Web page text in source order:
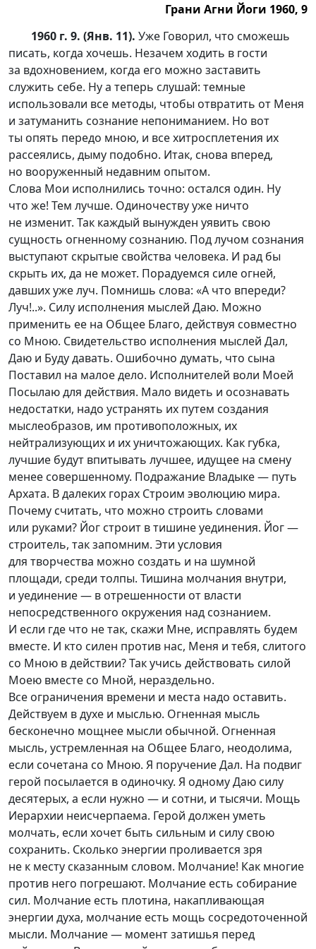
Грани Агни Йоги 1960, 9
1960 г. 9. (Янв. 11). Уже Говорил, что сможешь
писать, когда хочешь. Незачем ходить в гости
за вдохновением, когда его можно заставить
служить себе. Ну а теперь слушай: темные
использовали все методы, чтобы отвратить от Меня
и затуманить сознание непониманием. Но вот
ты опять передо мною, и все хитросплетения их
рассеялись, дыму подобно. Итак, снова вперед,
но вооруженный недавним опытом.
Слова Мои исполнились точно: остался один. Ну
что же! Тем лучше. Одиночеству уже ничто
не изменит. Так каждый вынужден уявить свою
сущность огненному сознанию. Под лучом сознания
выступают скрытые свойства человека. И рад бы
скрыть их, да не может. Порадуемся силе огней,
давших уже луч. Помнишь слова: «А что впереди?
Луч!..». Силу исполнения мыслей Даю. Можно
применить ее на Общее Благо, действуя совместно
со Мною. Свидетельство исполнения мыслей Дал,
Даю и Буду давать. Ошибочно думать, что сына
Поставил на малое дело. Исполнителей воли Моей
Посылаю для действия. Мало видеть и осознавать
недостатки, надо устранять их путем создания
мыслеобразов, им противоположных, их
нейтрализующих и их уничтожающих. Как губка,
лучшие будут впитывать лучшее, идущее на смену
менее совершенному. Подражание Владыке — путь
Архата. В далеких горах Строим эволюцию мира.
Почему считать, что можно строить словами
или руками? Йог строит в тишине уединения. Йог —
строитель, так запомним. Эти условия
для творчества можно создать и на шумной
площади, среди толпы. Тишина молчания внутри,
и уединение — в отрешенности от власти
непосредственного окружения над сознанием.
И если где что не так, скажи Мне, исправлять будем
вместе. И кто силен против нас, Меня и тебя, слитого
со Мною в действии? Так учись действовать силой
Моею вместе со Мной, нераздельно.
Все ограничения времени и места надо оставить.
Действуем в духе и мыслью. Огненная мысль
бесконечно мощнее мысли обычной. Огненная
мысль, устремленная на Общее Благо, неодолима,
если сочетана со Мною. Я поручение Дал. На подвиг
герой посылается в одиночку. Я одному Даю силу
десятерых, а если нужно — и сотни, и тысячи. Мощь
Иерархии неисчерпаема. Герой должен уметь
молчать, если хочет быть сильным и силу свою
сохранить. Сколько энергии проливается зря
не к месту сказанным словом. Молчание! Как многие
против него погрешают. Молчание есть собирание
сил. Молчание есть плотина, накапливающая
энергии духа, молчание есть мощь сосредоточенной
мысли. Молчание — момент затишья перед